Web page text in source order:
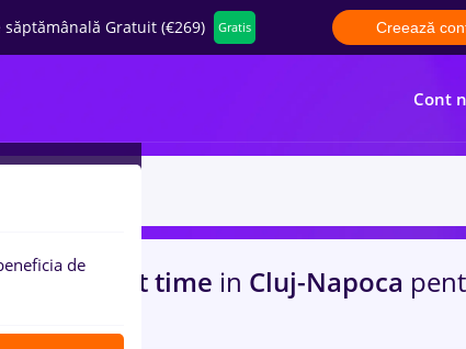
Gratuit (€269) Gratis Creează
Cont
Part time in Cluj-Napoca
de